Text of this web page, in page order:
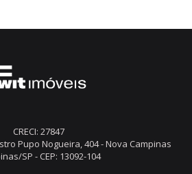
CRECI: 27847
Pupo Nogueira, 404 - Nova Campinas
SP - CEP: 13092-104